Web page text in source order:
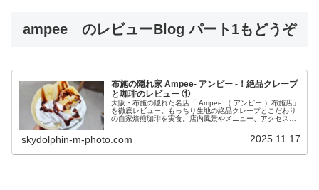
ampee のレビューBlog パート1もどうぞ
布施の隠れ家 Ampee- アンピー -！絶品クレープ
と珈琲のレビュー ①
大阪・布施の隠れた名店「 Ampee （ アンピー ）布施店」
を徹底レビュー。もっちり生地の絶品クレープとこだわり
の自家焙煎珈琲を実食。店内風景やメニュー、アクセス方
skydolphin-m-photo.com 2025.11.17